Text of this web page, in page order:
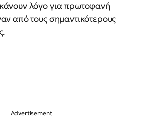
λόγο για πρωτοφανή
από τους σημαντικότερους